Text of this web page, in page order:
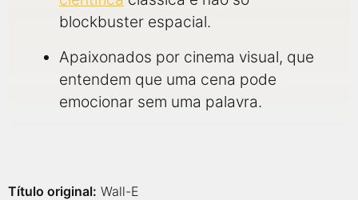
blockbuster espacial.
Apaixonados por cinema visual, que
entendem que uma cena pode
emocionar sem uma palavra.
Título original: Wall-E